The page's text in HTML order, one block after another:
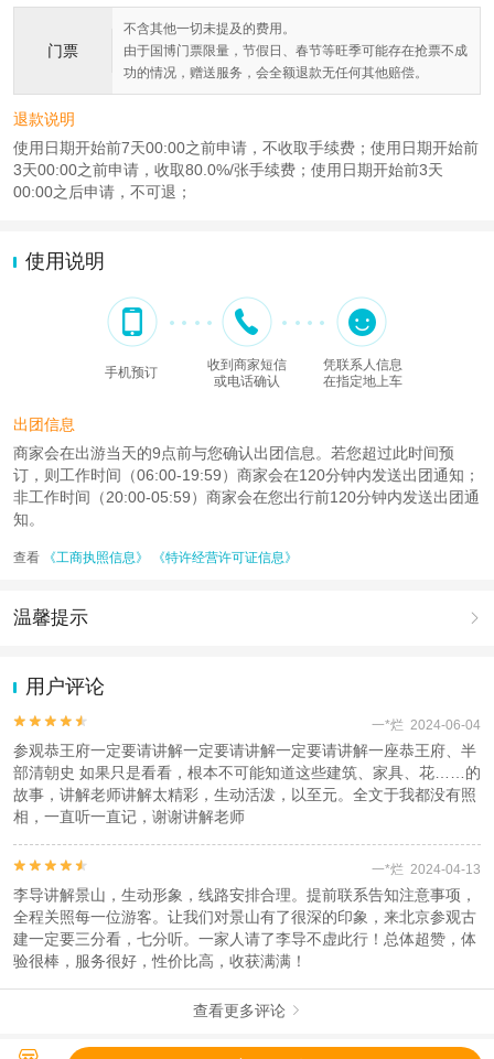
门票
不含其他一切未提及的费用。
由于国博门票限量，节假日、春节等旺季可能存在抢票不成
功的情况，赠送服务，会全额退款无任何其他赔偿。
退款说明
使用日期开始前7天00:00之前申请，不收取手续费；使用日期开始前
3天00:00之前申请，收取80.0%/张手续费；使用日期开始前3天
00:00之后申请，不可退；
使用说明
手机预订
收到商家短信
或电话确认
凭联系人信息
在指定地上车
出团信息
商家会在出游当天的9点前与您确认出团信息。若您超过此时间预
订，则工作时间（06:00-19:59）商家会在120分钟内发送出团通知；
非工作时间（20:00-05:59）商家会在您出行前120分钟内发送出团通
知。
查看 《工商执照信息》 《特许经营许可证信息》
温馨提示 
动（如跳伞、潜水、滑雪等）前，请务必仔细阅读
2.为普及旅游安全知识及旅游文明公约，使您的旅程顺利圆满完成，
特制定《去哪儿网旅游安全手册》 ，请您认真阅读并切实遵守。
用户评论

 一*烂 2024-06-04
参观恭王府一定要请讲解一定要请讲解一定要请讲解一座恭王府、半
部清朝史 如果只是看看，根本不可能知道这些建筑、家具、花……的
故事，讲解老师讲解太精彩，生动活泼，以至元。全文于我都没有照
相，一直听一直记，谢谢讲解老师

 一*烂 2024-04-13
李导讲解景山，生动形象，线路安排合理。提前联系告知注意事项，
全程关照每一位游客。让我们对景山有了很深的印象，来北京参观古
建一定要三分看，七分听。一家人请了李导不虚此行！总体超赞，体
验很棒，服务很好，性价比高，收获满满！
查看更多评论 